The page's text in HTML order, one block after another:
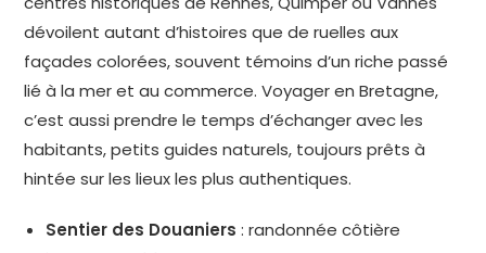
dévoilent autant d’histoires que de ruelles aux
façades colorées, souvent témoins d’un riche passé
lié à la mer et au commerce. Voyager en Bretagne,
c’est aussi prendre le temps d’échanger avec les
habitants, petits guides naturels, toujours prêts à
hintée sur les lieux les plus authentiques.
Sentier des Douaniers : randonnée côtière